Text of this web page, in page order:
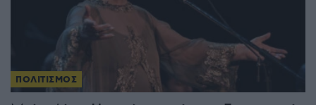
ΠΟΛΙΤΙΣΜΟΣ